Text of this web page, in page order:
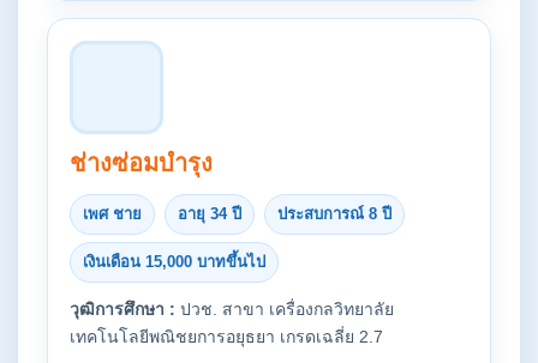
ช่างซ่อมบำรุง
เพศ ชาย อายุ 34 ปี ประสบการณ์ 8 ปี
เงินเดือน 15,000 บาทขึ้นไป
วุฒิการศึกษา : ปวช. สาขา เครื่องกลวิทยาลัย
เทคโนโลยีพณิชยการอยุธยา เกรดเฉลี่ย 2.7